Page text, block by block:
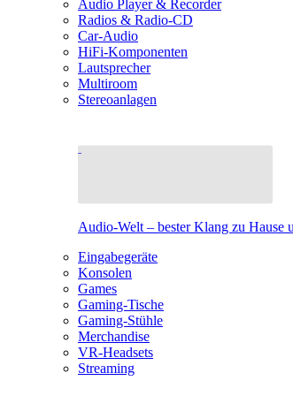
Audio Player & Recorder
Radios & Radio-CD
Car-Audio
HiFi-Komponenten
Lautsprecher
Multiroom
Stereoanlagen
Audio-Welt – bester Klang zu Hause
Eingabegeräte
Konsolen
Games
Gaming-Tische
Gaming-Stühle
Merchandise
VR-Headsets
Streaming